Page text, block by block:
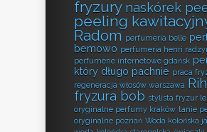
fryzury naskórek
peeling
Radom perfumeria belle
bemowo perfumeria henri
perfumerie internetowe gdańsk
który długo pachnie praca
regeneracja włosów warszawa
fryzura bob stylista fryzur
oryginalne perfumy kraków tanie
oryginalne poznań Woda kolońska